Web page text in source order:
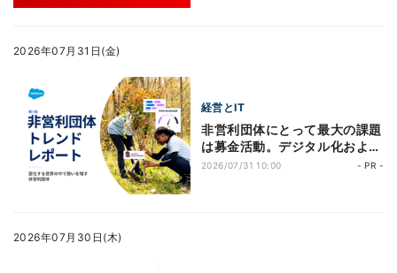
2026年07月31日(金)
経営とIT
非営利団体にとって最大の課題
は募金活動。デジタル化および
AI活用が成長を左右する分岐点
2026/07/31 10:00 - PR -
2026年07月30日(木)